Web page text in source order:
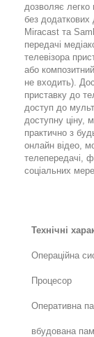
дозволяє легко
без додаткових
Miracast та
передачі
телевізора
або
не входить).
приставку до
доступ до
доступну ціну,
практично з
онлайн відео,
телепередачі,
соціальних
Технічні
Операційна
Процесор
Оперативна
вбудована